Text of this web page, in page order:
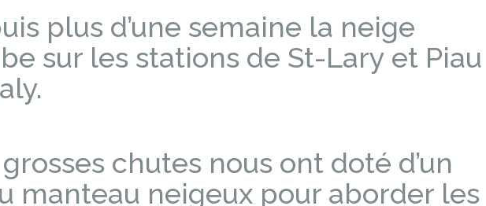
plus d’une semaine la neige
sur les stations de St-Lary et Piau
chutes nous ont doté d’un
manteau neigeux pour aborder les